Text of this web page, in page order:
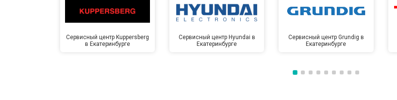
Сервисный центр Kuppersberg
в Екатеринбурге
Сервисный центр Hyundai в
Екатеринбурге
Сервисный центр Grundig в
Екатеринбурге